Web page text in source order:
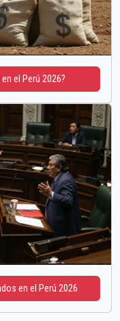
el Perú 2026?
en el Perú 2026